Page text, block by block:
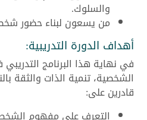
والسلوك.
من يسعون لبناء حضور
أهداف الدورة التدريبية:
في نهاية هذا البرنامج التدريبي
الشخصية، تنمية الذات والثقة
قادرين على:
التعرف على مفهوم